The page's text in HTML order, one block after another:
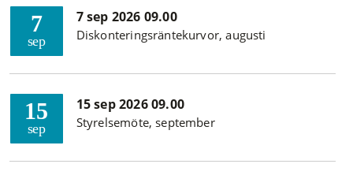
7
sep
7 sep 2026 09.00
Diskonteringsräntekurvor, augusti
15
sep
15 sep 2026 09.00
Styrelsemöte, september